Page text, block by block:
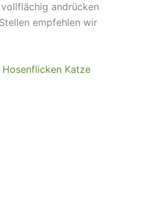
andrücken
empfehlen wir
Hosenflicken Katze